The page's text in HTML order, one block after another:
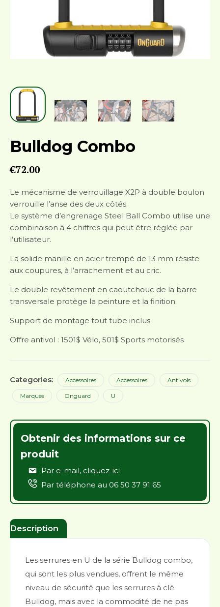
Bulldog Combo
€72.00
Le mécanisme de verrouillage X2P à double boulon
verrouille l’anse des deux côtés.
Le système d’engrenage Steel Ball Combo utilise une
combinaison à 4 chiffres qui peut être réglée par
l’utilisateur.
La solide manille en acier trempé de 13 mm résiste
aux coupures, à l’arrachement et au cric.
Le double revêtement en caoutchouc de la barre
transversale protège la peinture et la finition.
Support de montage tout tube inclus
Offre antivol : 1501$ Vélo, 501$ Sports motorisés
Categories: Accessoires Accessoires Antivols
Marques Onguard U
Obtenir des informations sur ce
produit
Par e-mail, cliquez-ici
Par téléphone au 06 50 37 91 65
Description
Les serrures en U de la série Bulldog combo,
qui sont les plus vendues, offrent le même
niveau de sécurité que les serrures à clé
Bulldog, mais avec la commodité de ne pas